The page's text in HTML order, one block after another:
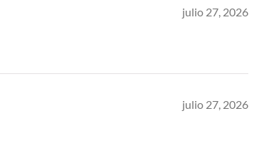
julio 27, 2026
julio 27, 2026